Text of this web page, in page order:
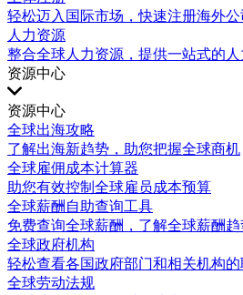
轻松迈入国际市场，快速注册海外公
人力资源
整合全球人力资源，提供一站式的
资源中心
资源中心
全球出海攻略
了解出海新趋势，助您把握全球商机
全球雇佣成本计算器
助您有效控制全球雇员成本预算
全球薪酬自助查询工具
免费查询全球薪酬，了解全球薪酬趋
全球政府机构
轻松查看各国政府部门和相关机构
全球劳动法规